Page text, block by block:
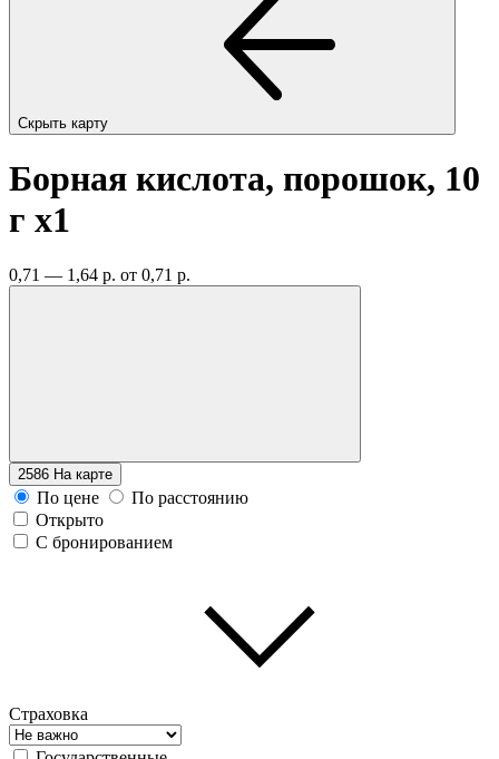
Скрыть карту
Борная кислота, порошок, 10
г x1
0,71 — 1,64 р. от 0,71 р.
2586 На карте
По цене
По расстоянию
Открыто
С бронированием
Страховка